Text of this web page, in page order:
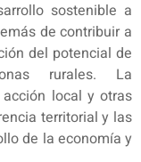
sostenible a
de contribuir a
del potencial de
rurales. La
local y otras
territorial y las
de la economía y